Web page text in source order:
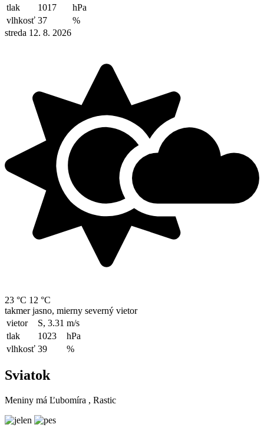
tlak
1017
hPa
vlhkosť 37
%
streda 12. 8. 2026
23 °C 12 °C
takmer jasno, mierny severný vietor
vietor
S, 3.31 m/s
tlak
1023
hPa
vlhkosť 39 %
Sviatok
Meniny má Ľubomíra , Rastic